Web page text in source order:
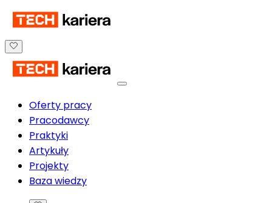
Oferty pracy
Pracodawcy
Praktyki
Artykuły
Projekty
Baza wiedzy